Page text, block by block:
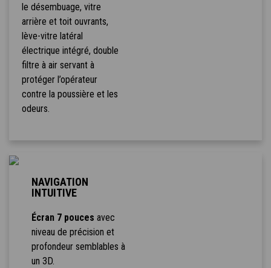
le désembuage, vitre
arrière et toit ouvrants,
lève-vitre latéral
électrique intégré, double
filtre à air servant à
protéger l’opérateur
contre la poussière et les
odeurs.
NAVIGATION
INTUITIVE
Écran 7 pouces avec
niveau de précision et
profondeur semblables à
un 3D.